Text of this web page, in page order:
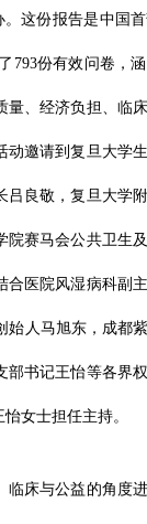
这份报告是中国
793份有效问卷，
、经济负担、临
邀请到复旦大学
良敬，复旦大学
赛马会公共卫生
医院风湿病科副
始人马旭东，成都
书记王怡等各界
女士担任主持。
床与公益的角度